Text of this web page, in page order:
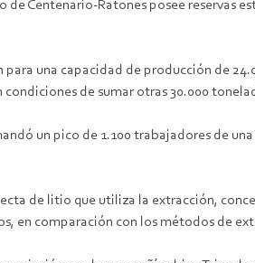
Centenario-Ratones posee reservas
una capacidad de producción de
de sumar otras 30.000
un pico de 1.100 trabajadores de
de litio que utiliza la extracción,
en comparación con los métodos de